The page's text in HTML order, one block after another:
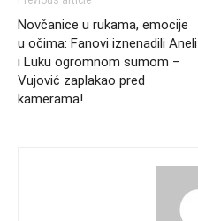
Novčanice u rukama, emocije
u očima: Fanovi iznenadili Aneli
i Luku ogromnom sumom –
Vujović zaplakao pred
kamerama!